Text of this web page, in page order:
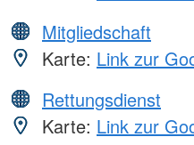
Mitgliedschaft
Karte: Link zur
Rettungsdienst
Karte: Link zur